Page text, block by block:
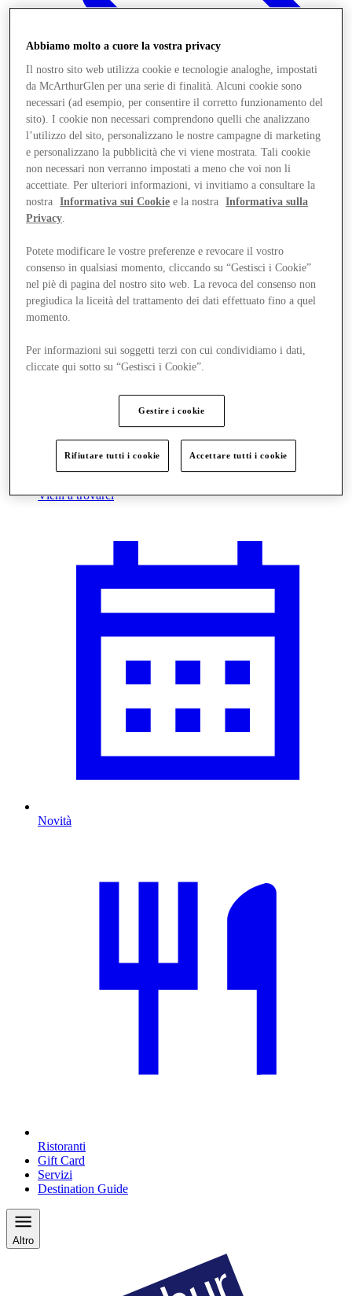
Offerte
Vieni a trovarci
Novità
Ristoranti
Gift Card
Servizi
Destination Guide
Altro
Abbiamo molto a cuore la vostra privacy
Il nostro sito web utilizza cookie e tecnologie analoghe, impostati
da McArthurGlen per una serie di finalità. Alcuni cookie sono
necessari (ad esempio, per consentire il corretto funzionamento del
sito). I cookie non necessari comprendono quelli che analizzano
l’utilizzo del sito, personalizzano le nostre campagne di marketing
e personalizzano la pubblicità che vi viene mostrata. Tali cookie
non necessari non verranno impostati a meno che voi non li
accettiate. Per ulteriori informazioni, vi invitiamo a consultare la
nostra
Informativa sui Cookie e la nostra
Informativa sulla
Privacy
Potete modificare le vostre preferenze e revocare il vostro
consenso in qualsiasi momento, cliccando su “Gestisci i Cookie”
nel piè di pagina del nostro sito web. La revoca del consenso non
pregiudica la liceità del trattamento dei dati effettuato fino a quel
momento.
Per informazioni sui soggetti terzi con cui condividiamo i dati,
cliccate qui sotto su “Gestisci i Cookie”.
Gestire i cookie
Rifiutare tutti i cookie Accettare tutti i cookie